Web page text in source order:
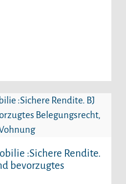
:Sichere Rendite.
bevorzugtes